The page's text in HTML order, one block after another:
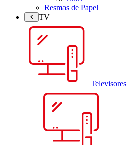
Resmas de Papel
TV
Televisores